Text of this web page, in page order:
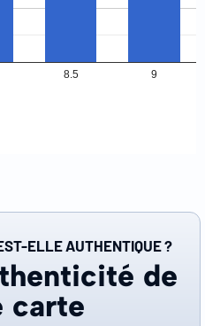
8.5 9
ELLE AUTHENTIQUE ?
de
carte